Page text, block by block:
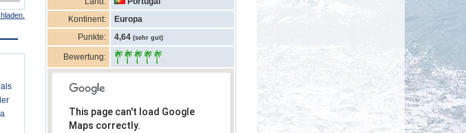
Kontinent:
Europa
Punkte:
4,64 (sehr gut)
Bewertung:
This page can't load Google
Maps correctly.